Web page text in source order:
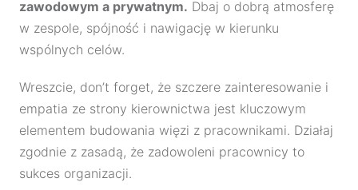
zawodowym a prywatnym. Dbaj o dobrą atmosferę
w zespole, spójność i nawigację w kierunku
wspólnych celów.
Wreszcie, don’t forget, że szczere zainteresowanie i
empatia ze strony kierownictwa jest kluczowym
elementem budowania więzi z pracownikami. Działaj
zgodnie z zasadą, że zadowoleni pracownicy to
sukces organizacji.